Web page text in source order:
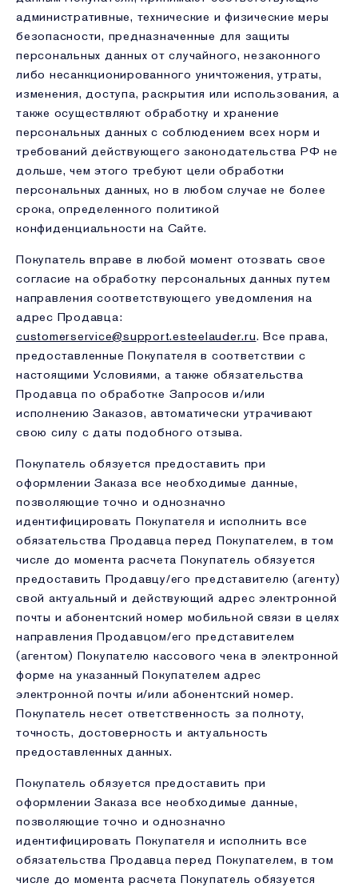
административные, технические и физические меры
безопасности, предназначенные для защиты
персональных данных от случайного, незаконного
либо несанкционированного уничтожения, утраты,
изменения, доступа, раскрытия или использования, а
также осуществляют обработку и хранение
персональных данных с соблюдением всех норм и
требований действующего законодательства РФ не
дольше, чем этого требуют цели обработки
персональных данных, но в любом случае не более
срока, определенного политикой
конфиденциальности на Сайте.
Покупатель вправе в любой момент отозвать свое
согласие на обработку персональных данных путем
направления соответствующего уведомления на
адрес Продавца:
customerservice@support.esteelauder.ru. Все права,
предоставленные Покупателя в соответствии с
настоящими Условиями, а также обязательства
Продавца по обработке Запросов и/или
исполнению Заказов, автоматически утрачивают
свою силу с даты подобного отзыва.
Покупатель обязуется предоставить при
оформлении Заказа все необходимые данные,
позволяющие точно и однозначно
идентифицировать Покупателя и исполнить все
обязательства Продавца перед Покупателем, в том
числе до момента расчета Покупатель обязуется
предоставить Продавцу/его представителю (агенту)
свой актуальный и действующий адрес электронной
почты и абонентский номер мобильной связи в целях
направления Продавцом/его представителем
(агентом) Покупателю кассового чека в электронной
форме на указанный Покупателем адрес
электронной почты и/или абонентский номер.
Покупатель несет ответственность за полноту,
точность, достоверность и актуальность
предоставленных данных.
Покупатель обязуется предоставить при
оформлении Заказа все необходимые данные,
позволяющие точно и однозначно
идентифицировать Покупателя и исполнить все
обязательства Продавца перед Покупателем, в том
числе до момента расчета Покупатель обязуется